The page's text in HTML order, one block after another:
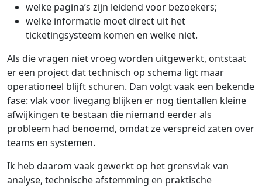
welke pagina’s zijn leidend voor bezoekers;
welke informatie moet direct uit het
ticketingsysteem komen en welke niet.
Als die vragen niet vroeg worden uitgewerkt, ontstaat
er een project dat technisch op schema ligt maar
operationeel blijft schuren. Dan volgt vaak een bekende
fase: vlak voor livegang blijken er nog tientallen kleine
afwijkingen te bestaan die niemand eerder als
probleem had benoemd, omdat ze verspreid zaten over
teams en systemen.
Ik heb daarom vaak gewerkt op het grensvlak van
analyse, technische afstemming en praktische